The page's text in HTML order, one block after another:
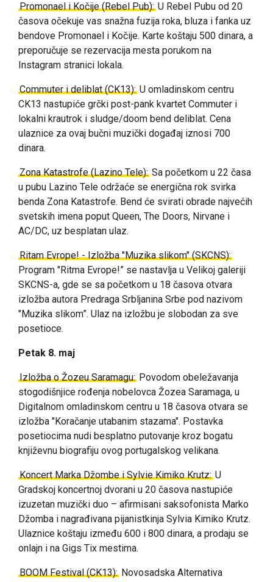
Promonael i Kočije (Rebel Pub): U Rebel Pubu od 20
časova očekuje vas snažna fuzija roka, bluza i fanka uz
bendove Promonael i Kočije. Karte koštaju 500 dinara, a
preporučuje se rezervacija mesta porukom na
Instagram stranici lokala.
Commuter i deliblat (CK13): U omladinskom centru
CK13 nastupiće grčki post-pank kvartet Commuter i
lokalni krautrok i sludge/doom bend deliblat. Cena
ulaznice za ovaj bučni muzički događaj iznosi 700
dinara.
Zona Katastrofe (Lazino Tele): Sa početkom u 22 časa
u pubu Lazino Tele održaće se energična rok svirka
benda Zona Katastrofe. Bend će svirati obrade najvećih
svetskih imena poput Queen, The Doors, Nirvane i
AC/DC, uz besplatan ulaz.
Ritam Evrope! - Izložba "Muzika slikom" (SKCNS):
Program "Ritma Evrope!” se nastavlja u Velikoj galeriji
SKCNS-a, gde se sa početkom u 18 časova otvara
izložba autora Predraga Srbljanina Srbe pod nazivom
"Muzika slikom”. Ulaz na izložbu je slobodan za sve
posetioce.
Petak 8. maj
Izložba o Žozeu Saramagu: Povodom obeležavanja
stogodišnjice rođenja nobelovca Žozea Saramaga, u
Digitalnom omladinskom centru u 18 časova otvara se
izložba "Koračanje utabanim stazama". Postavka
posetiocima nudi besplatno putovanje kroz bogatu
književnu biografiju ovog portugalskog velikana.
Koncert Marka Džombe i Sylvie Kimiko Krutz: U
Gradskoj koncertnoj dvorani u 20 časova nastupiće
izuzetan muzički duo – afirmisani saksofonista Marko
Džomba i nagrađivana pijanistkinja Sylvia Kimiko Krutz.
Ulaznice koštaju između 600 i 800 dinara, a prodaju se
onlajn i na Gigs Tix mestima.
BOOM Festival (CK13): Novosadska Alternativa